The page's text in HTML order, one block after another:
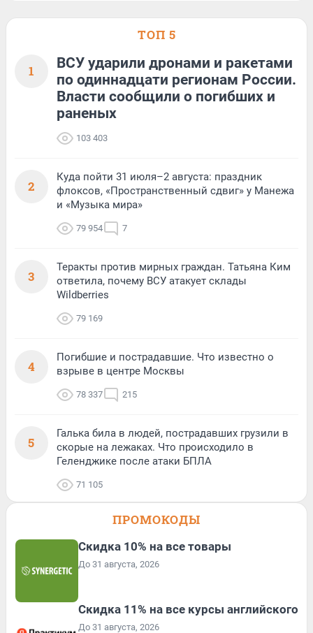
ТОП 5
1
ВСУ ударили дронами и ракетами
по одиннадцати регионам России.
Власти сообщили о погибших и
раненых
103 403
2
Куда пойти 31 июля–2 августа: праздник
флоксов, «Пространственный сдвиг» у Манежа
и «Музыка мира»
79 954 7
3
Теракты против мирных граждан. Татьяна Ким
ответила, почему ВСУ атакует склады
Wildberries
79 169
4
Погибшие и пострадавшие. Что известно о
взрыве в центре Москвы
78 337 215
5
Галька била в людей, пострадавших грузили в
скорые на лежаках. Что происходило в
Геленджике после атаки БПЛА
71 105
ПРОМОКОДЫ
Скидка 10% на все товары
До 31 августа, 2026
Скидка 11% на все курсы английского
До 31 августа, 2026